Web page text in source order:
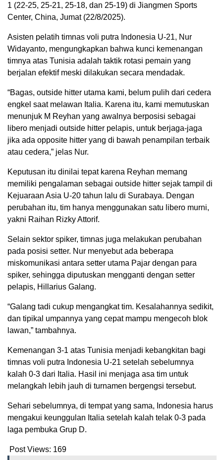
1 (22-25, 25-21, 25-18, dan 25-19) di Jiangmen Sports
Center, China, Jumat (22/8/2025).
Asisten pelatih timnas voli putra Indonesia U-21, Nur
Widayanto, mengungkapkan bahwa kunci kemenangan
timnya atas Tunisia adalah taktik rotasi pemain yang
berjalan efektif meski dilakukan secara mendadak.
“Bagas, outside hitter utama kami, belum pulih dari cedera
engkel saat melawan Italia. Karena itu, kami memutuskan
menunjuk M Reyhan yang awalnya berposisi sebagai
libero menjadi outside hitter pelapis, untuk berjaga-jaga
jika ada opposite hitter yang di bawah penampilan terbaik
atau cedera,” jelas Nur.
Keputusan itu dinilai tepat karena Reyhan memang
memiliki pengalaman sebagai outside hitter sejak tampil di
Kejuaraan Asia U-20 tahun lalu di Surabaya. Dengan
perubahan itu, tim hanya menggunakan satu libero murni,
yakni Raihan Rizky Attorif.
Selain sektor spiker, timnas juga melakukan perubahan
pada posisi setter. Nur menyebut ada beberapa
miskomunikasi antara setter utama Pajar dengan para
spiker, sehingga diputuskan mengganti dengan setter
pelapis, Hillarius Galang.
“Galang tadi cukup mengangkat tim. Kesalahannya sedikit,
dan tipikal umpannya yang cepat mampu mengecoh blok
lawan,” tambahnya.
Kemenangan 3-1 atas Tunisia menjadi kebangkitan bagi
timnas voli putra Indonesia U-21 setelah sebelumnya
kalah 0-3 dari Italia. Hasil ini menjaga asa tim untuk
melangkah lebih jauh di turnamen bergengsi tersebut.
Sehari sebelumnya, di tempat yang sama, Indonesia harus
mengakui keunggulan Italia setelah kalah telak 0-3 pada
laga pembuka Grup D.
Post Views: 169